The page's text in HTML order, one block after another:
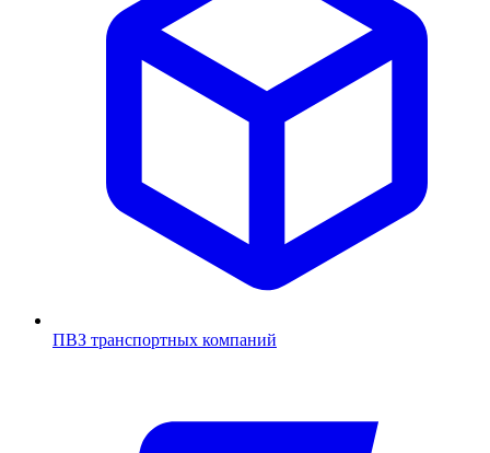
ПВЗ транспортных компаний